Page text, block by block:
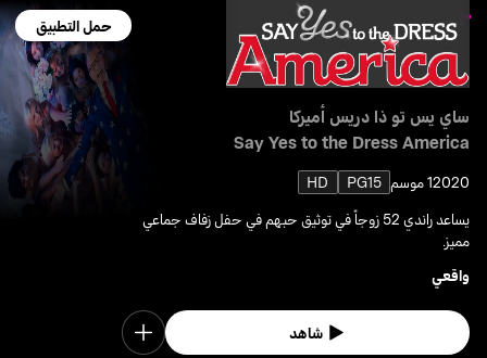
حمل التطبيق
ساي يس تو ذا دريس أميركا
Say Yes to the Dress America
20201 موسم PG15
HD
يساعد راندي 52 زوجاً في توثيق حبهم في حفل زفاف جماعي
مميز.
واقعي
شاهد